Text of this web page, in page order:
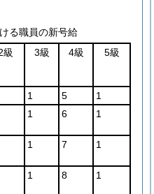
る職員の新号給
級 3級 4級 5級
1 5
1
1 6 1
1 7 1
1 8 1